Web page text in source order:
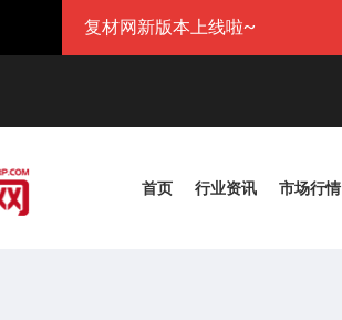
复材网新版本上线啦~
首页 行业资讯 市场行情